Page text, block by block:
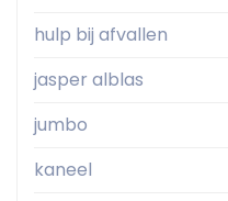
hulp bij afvallen
jasper alblas
jumbo
kaneel